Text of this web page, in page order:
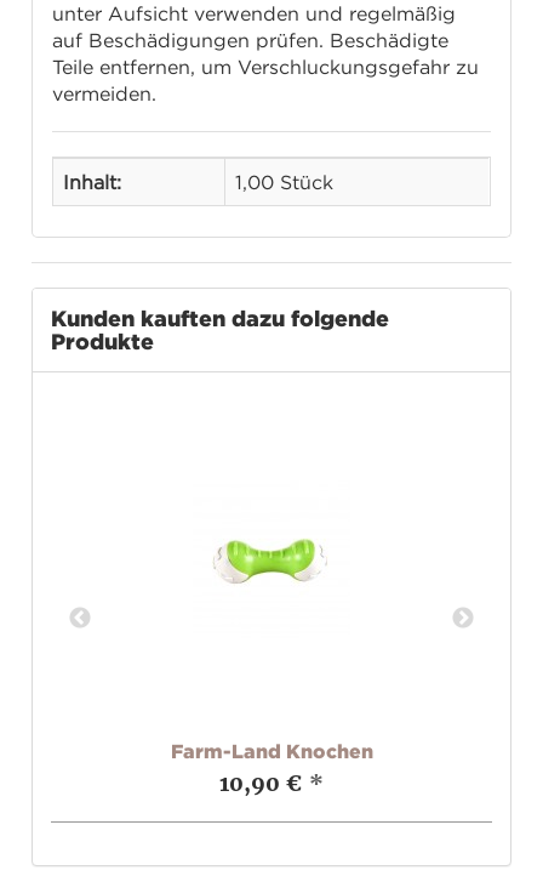
unter Aufsicht verwenden und regelmäßig
auf Beschädigungen prüfen. Beschädigte
Teile entfernen, um Verschluckungsgefahr zu
vermeiden.
Inhalt: 1,00 Stück
Kunden kauften dazu folgende
Produkte
Farm-Land Knochen
10,90 € *